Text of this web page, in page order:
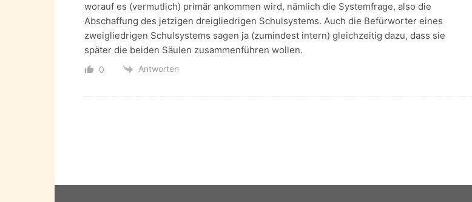
worauf es (vermutlich) primär ankommen wird, nämlich die Systemfrage, also die
Abschaffung des jetzigen dreigliedrigen Schulsystems. Auch die Befürworter eines
zweigliedrigen Schulsystems sagen ja (zumindest intern) gleichzeitig dazu, dass sie
später die beiden Säulen zusammenführen wollen.
0 Antworten